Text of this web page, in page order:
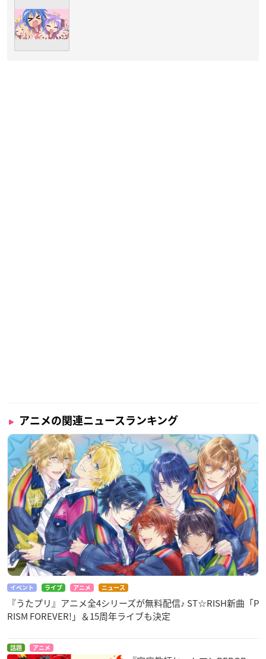
アニメの関連ニュースランキング
イベント ライブ アニメ ニュース
『うたプリ』アニメ全4シリーズが無料配信♪ ST☆RISH新曲「P
RISM FOREVER!」＆15周年ライブも決定
話題 アニメ